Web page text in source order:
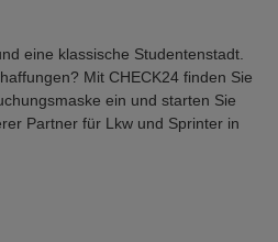
eine klassische Studentenstadt.
Mit CHECK24 finden Sie
ein und starten Sie
Partner für Lkw und Sprinter in